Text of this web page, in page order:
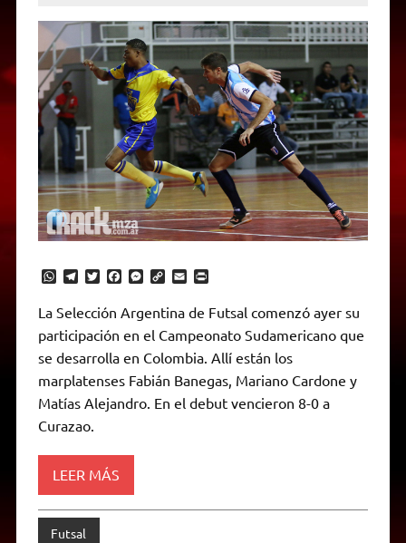
W
a
t
s
A
p
p
T
e
g
r
a
m
T
i
t
t
e
r
F
c
e
b
o
k
M
s
e
g
e
r
C
p
y
L
n
k
E
i
l
P
i
n
t
r
i
e
n
La Selección Argentina de Futsal comenzó ayer su
participación en el Campeonato Sudamericano que
se desarrolla en Colombia. Allí están los
marplatenses Fabián Banegas, Mariano Cardone y
Matías Alejandro. En el debut vencieron 8-0 a
Curazao.
LEER MÁS
Futsal